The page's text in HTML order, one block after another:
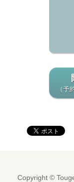
（予
Copyright ©